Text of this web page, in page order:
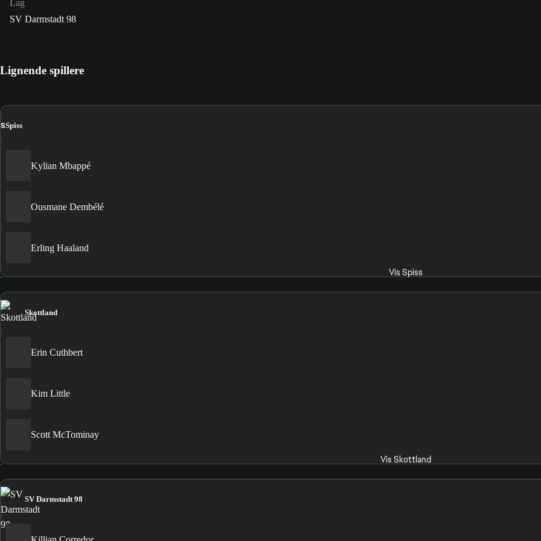
Lag
SV Darmstadt 98
Lignende spillere
SSpiss
Kylian Mbappé
Ousmane Dembélé
Erling Haaland
Vis Spiss
Skottland
Erin Cuthbert
Kim Little
Scott McTominay
Vis Skottland
SV Darmstadt 98